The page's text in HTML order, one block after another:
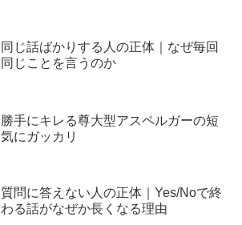
同じ話ばかりする人の正体｜なぜ毎回
同じことを言うのか
勝手にキレる尊大型アスペルガーの短
気にガッカリ
質問に答えない人の正体｜Yes/Noで終
わる話がなぜか長くなる理由